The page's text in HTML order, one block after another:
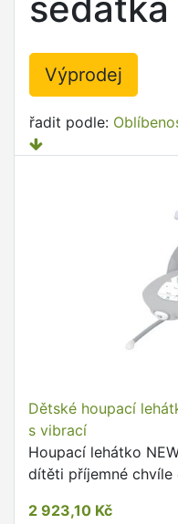
Výprodej
řadit podle:
Dětské houpací
s vibrací
Houpací lehátko
dítěti příjemné chvíle
2 923,10 Kč